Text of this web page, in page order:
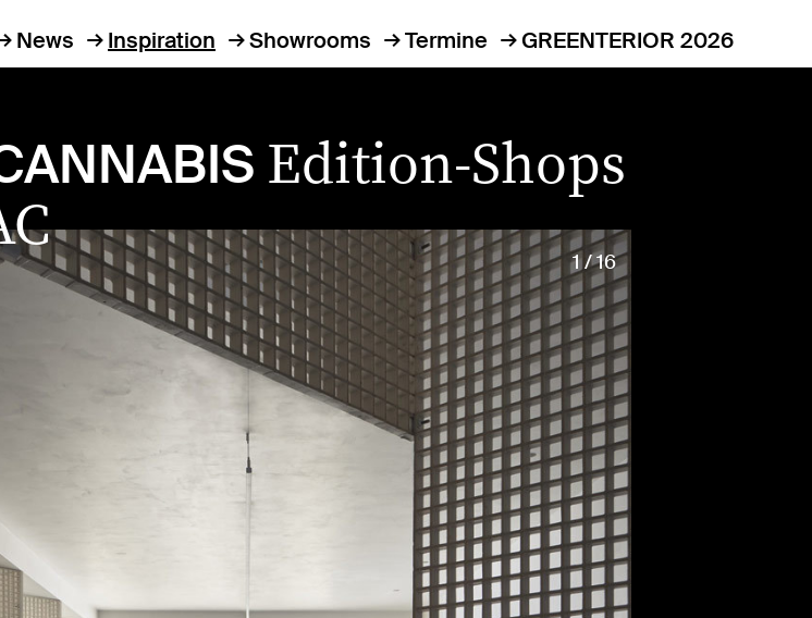
News Inspiration Showrooms Termine GREENTERIOR 2026
Edition-Shops
1 / 16